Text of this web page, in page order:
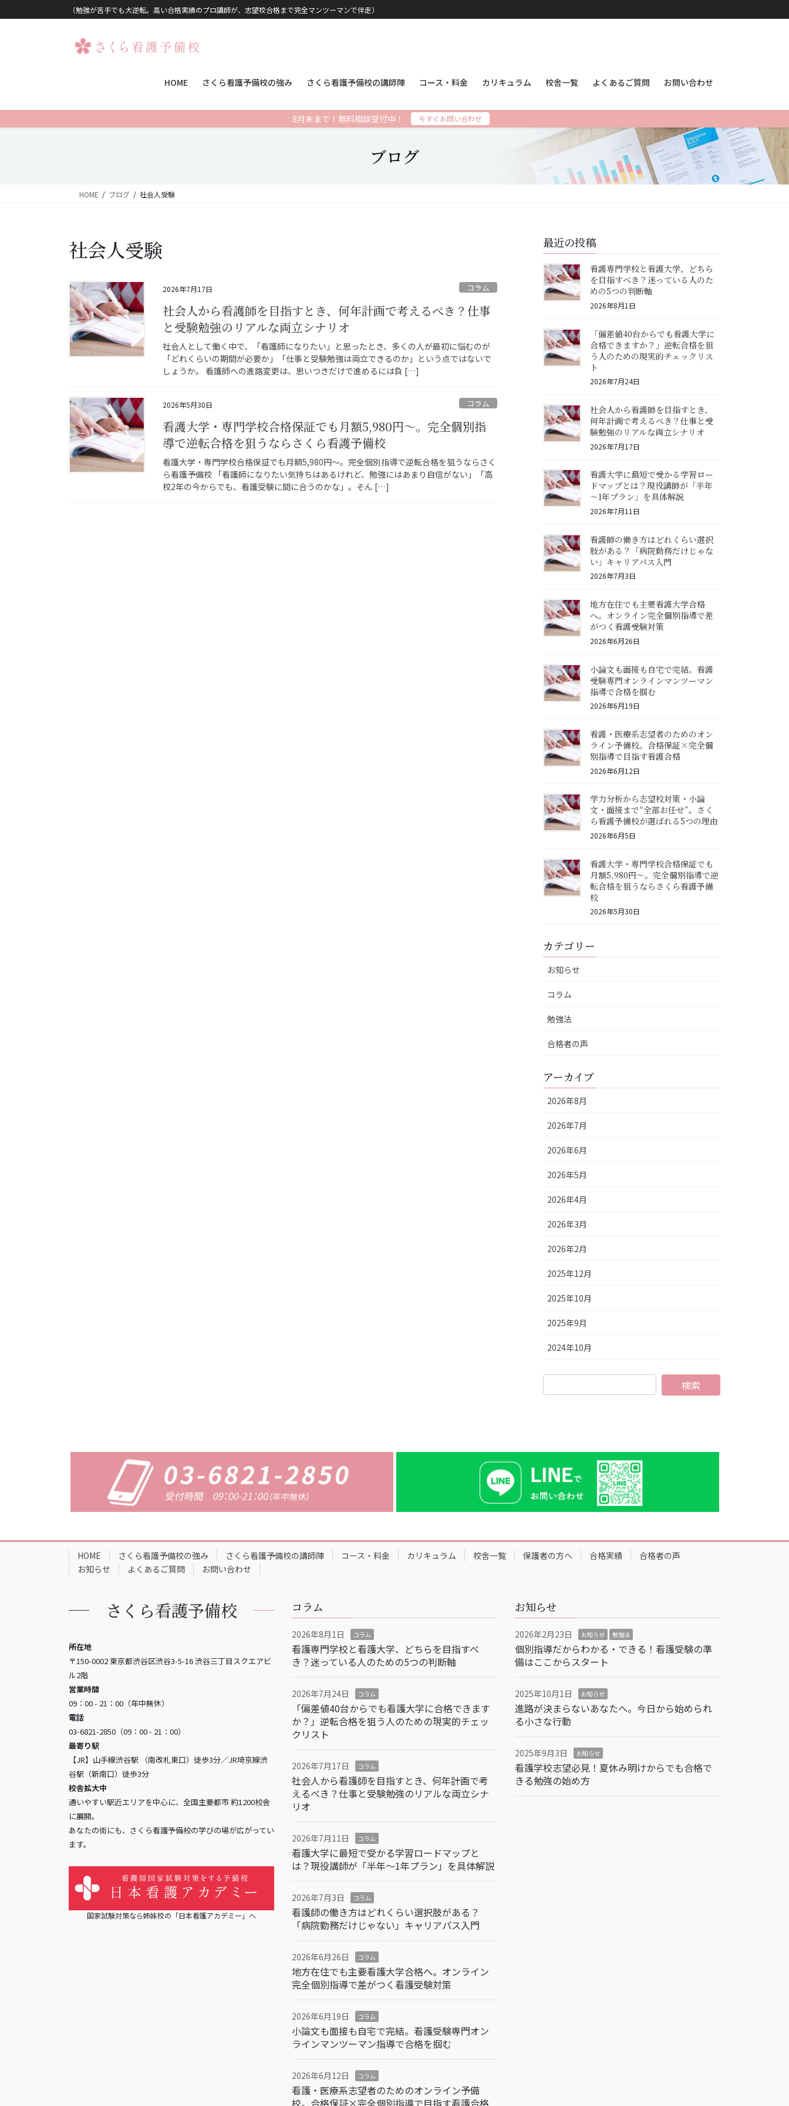
コンテンツに移動
ナビゲーションに移動（勉強が苦手でも大逆転。高い合格実績のプロ講師が、志望校合格まで完全マンツーマンで伴走）
HOME さくら看護予備校の強み さくら看護予備校の講師陣 コース・料金 カリキュラム 校舎一覧 よくあるご質問 お問い合わせ
8月末まで！無料相談受付中！ 今すぐお問い合わせ
ブログ
HOME ブログ 社会人受験
社会人受験
2026年7月17日 コラム
社会人から看護師を目指すとき、何年計画で考えるべき？仕事
と受験勉強のリアルな両立シナリオ
社会人として働く中で、「看護師になりたい」と思ったとき、多くの人が最初に悩むのが
「どれくらいの期間が必要か」「仕事と受験勉強は両立できるのか」という点ではないで
しょうか。 看護師への進路変更は、思いつきだけで進めるには負 […]
2026年5月30日 コラム
看護大学・専門学校合格保証でも月額5,980円〜。完全個別指
導で逆転合格を狙うならさくら看護予備校
看護大学・専門学校合格保証でも月額5,980円〜。完全個別指導で逆転合格を狙うならさく
ら看護予備校 「看護師になりたい気持ちはあるけれど、勉強にはあまり自信がない」「高
校2年の今からでも、看護受験に間に合うのかな」。そん […]
最近の投稿
看護専門学校と看護大学、どちら
を目指すべき？迷っている人のた
めの5つの判断軸
2026年8月1日
「偏差値40台からでも看護大学に
合格できますか？」逆転合格を狙
う人のための現実的チェックリス
ト
2026年7月24日
社会人から看護師を目指すとき、
何年計画で考えるべき？仕事と受
験勉強のリアルな両立シナリオ
2026年7月17日
看護大学に最短で受かる学習ロー
ドマップとは？現役講師が「半年
～1年プラン」を具体解説
2026年7月11日
看護師の働き方はどれくらい選択
肢がある？「病院勤務だけじゃな
い」キャリアパス入門
2026年7月3日
地方在住でも主要看護大学合格
へ。オンライン完全個別指導で差
がつく看護受験対策
2026年6月26日
小論文も面接も自宅で完結。看護
受験専門オンラインマンツーマン
指導で合格を掴む
2026年6月19日
看護・医療系志望者のためのオン
ライン予備校。合格保証×完全個
別指導で目指す看護合格
2026年6月12日
学力分析から志望校対策・小論
文・面接まで“全部お任せ”。さく
ら看護予備校が選ばれる5つの理由
2026年6月5日
看護大学・専門学校合格保証でも
月額5,980円〜。完全個別指導で逆
転合格を狙うならさくら看護予備
校
2026年5月30日
カテゴリー
お知らせ
コラム
勉強法
合格者の声
アーカイブ
2026年8月
2026年7月
2026年6月
2026年5月
2026年4月
2026年3月
2026年2月
2025年12月
2025年10月
2025年9月
2024年10月
HOME さくら看護予備校の強み さくら看護予備校の講師陣 コース・料金 カリキュラム 校舎一覧 保護者の方へ 合格実績
合格者の声
お知らせ
よくあるご質問 お問い合わせ
さくら看護予備校
所在地
〒150-0002 東京都渋谷区渋谷3-5-16 渋谷三丁目スクエアビ
ル2階
営業時間
09：00 - 21：00（年中無休）
電話
03-6821-2850（09：00 - 21：00）
最寄り駅
【JR】山手線渋谷駅 （南改札東口）徒歩3分／JR埼京線渋
谷駅（新南口）徒歩3分
校舎拡大中
通いやすい駅近エリアを中心に、全国主要都市 約1200校舎
に展開。
あなたの街にも、さくら看護予備校の学びの場が広がってい
ます。
国家試験対策なら姉妹校の「日本看護アカデミー」へ
コラム
2026年8月1日 コラム
看護専門学校と看護大学、どちらを目指すべ
き？迷っている人のための5つの判断軸
2026年7月24日 コラム
「偏差値40台からでも看護大学に合格できます
か？」逆転合格を狙う人のための現実的チェッ
クリスト
2026年7月17日 コラム
社会人から看護師を目指すとき、何年計画で考
えるべき？仕事と受験勉強のリアルな両立シナ
リオ
2026年7月11日 コラム
看護大学に最短で受かる学習ロードマップと
は？現役講師が「半年～1年プラン」を具体解説
2026年7月3日 コラム
看護師の働き方はどれくらい選択肢がある？
「病院勤務だけじゃない」キャリアパス入門
2026年6月26日 コラム
地方在住でも主要看護大学合格へ。オンライン
完全個別指導で差がつく看護受験対策
2026年6月19日 コラム
小論文も面接も自宅で完結。看護受験専門オン
ラインマンツーマン指導で合格を掴む
2026年6月12日 コラム
看護・医療系志望者のためのオンライン予備
校。合格保証×完全個別指導で目指す看護合格
お知らせ
2026年2月23日 お知らせ 勉強法
個別指導だからわかる・できる！看護受験の準
備はここからスタート
2025年10月1日 お知らせ
進路が決まらないあなたへ。今日から始められ
る小さな行動
2025年9月3日 お知らせ
看護学校志望必見！夏休み明けからでも合格で
きる勉強の始め方